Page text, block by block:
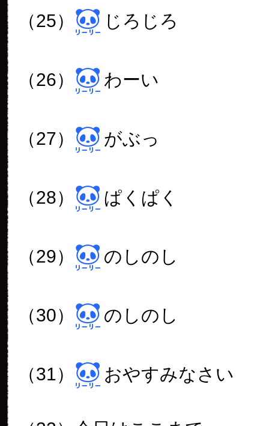
（25） じろじろ
（26） わーい
（27） がぶっ
（28） ぱくぱく
（29） のしのし
（30） のしのし
（31） おやすみなさい